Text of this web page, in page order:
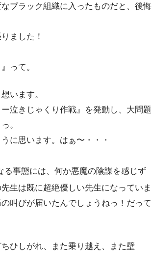
ブラック組織に入ったものだと、後悔
ました！
って。
います。
泣きじゃくり作戦』を発動し、大問題
。
に思います。はぁ〜・・・
る事態には、何か悪魔の陰謀を感じず
生は既に超絶優しい先生になっていま
叫びが届いたんでしょうねっ！だって
ひしがれ、また乗り越え、また壁